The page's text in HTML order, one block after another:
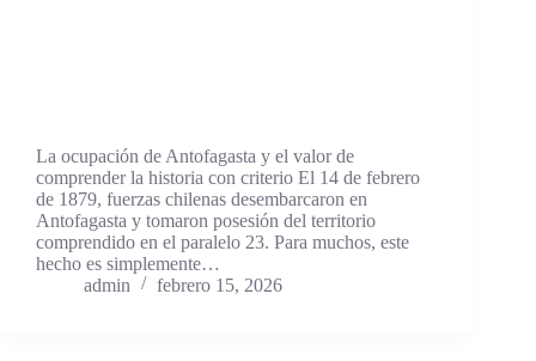
La ocupación de Antofagasta y el valor de
comprender la historia con criterio El 14 de febrero
de 1879, fuerzas chilenas desembarcaron en
Antofagasta y tomaron posesión del territorio
comprendido en el paralelo 23. Para muchos, este
hecho es simplemente…
admin
febrero 15, 2026